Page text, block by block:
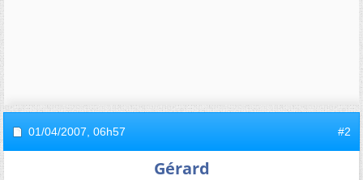
01/04/2007, 06h57 #2
Gérard